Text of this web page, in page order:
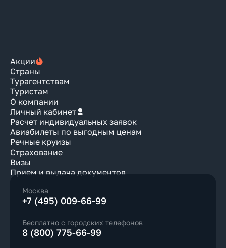
Акции
Страны
Турагентствам
Туристам
О компании
Личный кабинет
Расчет индивидуальных заявок
Авиабилеты по выгодным ценам
Речные круизы
Страхование
Визы
Прием и выдача документов
Москва
+7 (495) 009-66-99
Бесплатно с городских телефонов
8 (800) 775-66-99